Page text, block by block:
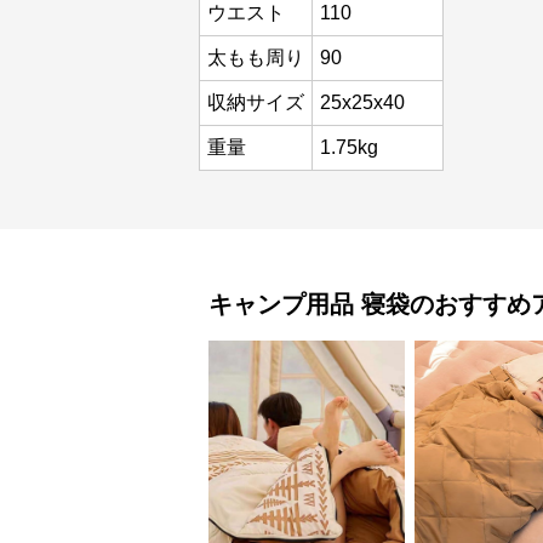
ウエスト 110
太もも周り 90
収納サイズ 25x25x40
重量 1.75kg
キャンプ用品 寝袋のおすすめ